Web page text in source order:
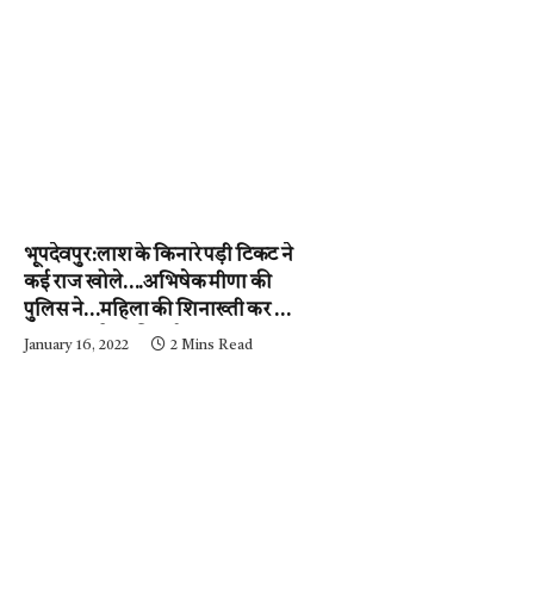
भूपदेवपुर:लाश के किनारे पड़ी टिकट ने
कई राज खोले….अभिषेक मीणा की
पुलिस ने…महिला की शिनाख्ती कर ली.
….अब आरोपी की गर्दन तक जल्द ही
January 16, 2022 2 Mins Read